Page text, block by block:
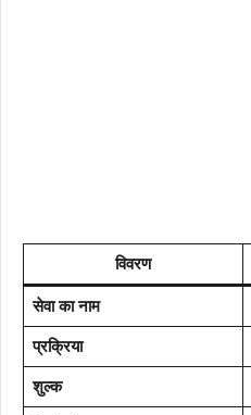
विवरण
सेवा का नाम
प्रक्रिया
शुल्क